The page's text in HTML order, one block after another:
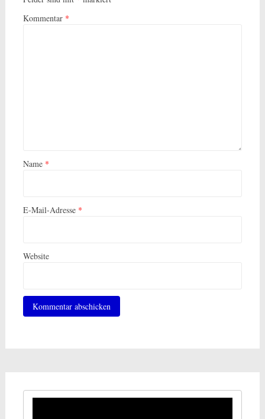
Kommentar *
Name *
E-Mail-Adresse *
Website